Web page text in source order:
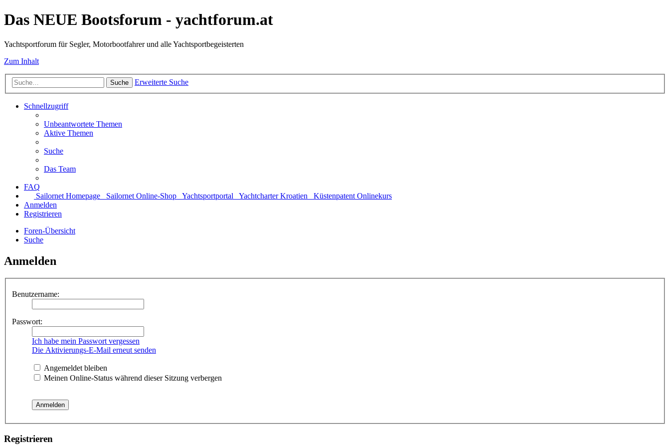
Das NEUE Bootsforum - yachtforum.at
Yachtsportforum für Segler, Motorbootfahrer und alle Yachtsportbegeisterten
Zum Inhalt
Suche Erweiterte Suche
Schnellzugriff
Unbeantwortete Themen
Aktive Themen
Suche
Das Team
FAQ
Sailornet Homepage
Sailornet Online-Shop Yachtsportportal Yachtcharter Kroatien
Küstenpatent Onlinekurs
Anmelden
Registrieren
Foren-Übersicht
Suche
Anmelden
Benutzername:
Passwort:
Ich habe mein Passwort vergessen
Die Aktivierungs-E-Mail erneut senden
Angemeldet bleiben
Meinen Online-Status während dieser Sitzung verbergen
Registrieren